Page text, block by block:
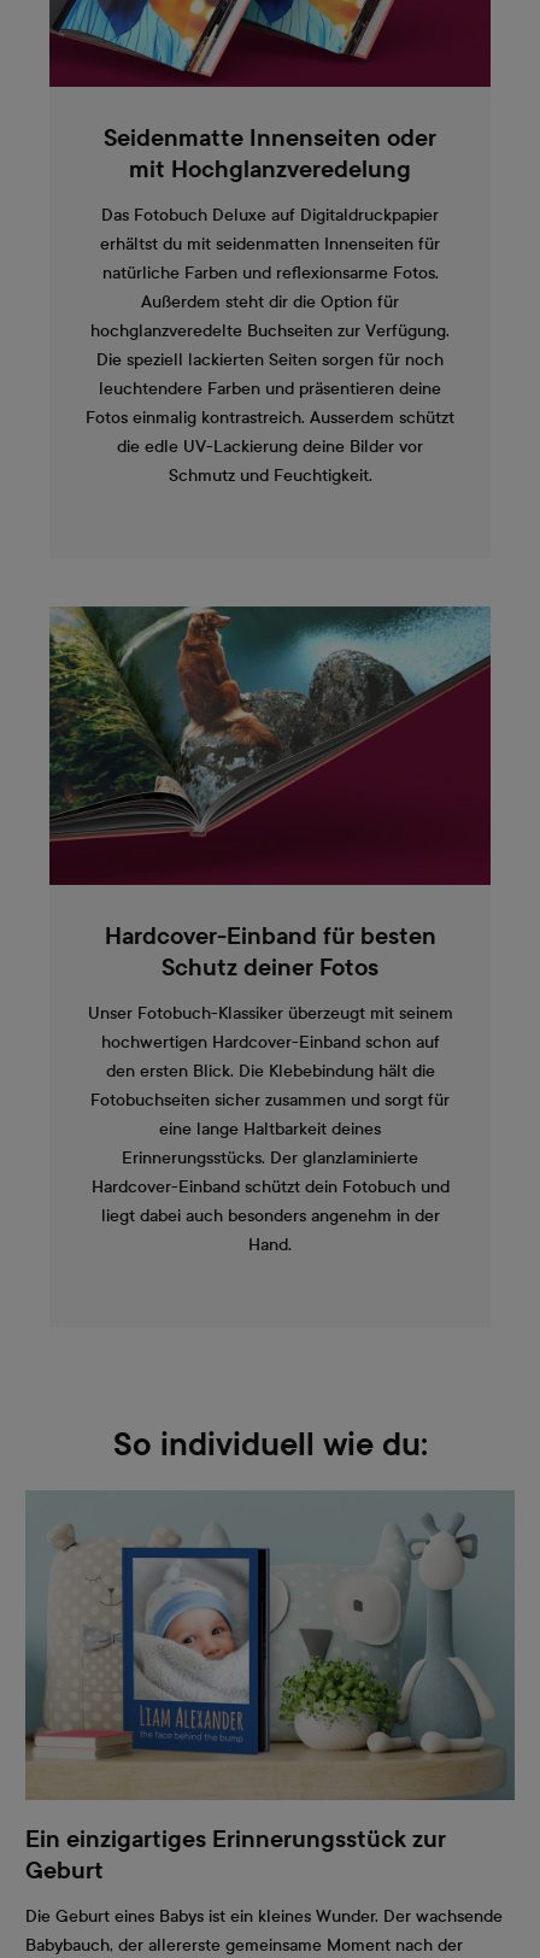
Seidenmatte Innenseiten oder
mit Hochglanzveredelung
Das Fotobuch Deluxe auf Digitaldruckpapier
erhältst du mit seidenmatten Innenseiten für
natürliche Farben und reflexionsarme Fotos.
Außerdem steht dir die Option für
hochglanzveredelte Buchseiten zur Verfügung.
Die speziell lackierten Seiten sorgen für noch
leuchtendere Farben und präsentieren deine
Fotos einmalig kontrastreich. Ausserdem schützt
die edle UV-Lackierung deine Bilder vor
Schmutz und Feuchtigkeit.
Hardcover-Einband für besten
Schutz deiner Fotos
Unser Fotobuch-Klassiker überzeugt mit seinem
hochwertigen Hardcover-Einband schon auf
den ersten Blick. Die Klebebindung hält die
Fotobuchseiten sicher zusammen und sorgt für
eine lange Haltbarkeit deines
Erinnerungsstücks. Der glanzlaminierte
Hardcover-Einband schützt dein Fotobuch und
liegt dabei auch besonders angenehm in der
Hand.
So individuell wie du:
Ein einzigartiges Erinnerungsstück zur
Geburt
Die Geburt eines Babys ist ein kleines Wunder. Der wachsende
Babybauch, der allererste gemeinsame Moment nach der